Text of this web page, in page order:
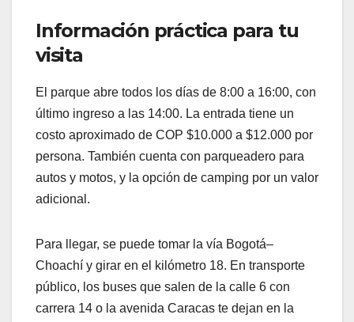
Información práctica para tu
visita
El parque abre todos los días de 8:00 a 16:00, con
último ingreso a las 14:00. La entrada tiene un
costo aproximado de COP $10.000 a $12.000 por
persona. También cuenta con parqueadero para
autos y motos, y la opción de camping por un valor
adicional.
Para llegar, se puede tomar la vía Bogotá–
Choachí y girar en el kilómetro 18. En transporte
público, los buses que salen de la calle 6 con
carrera 14 o la avenida Caracas te dejan en la